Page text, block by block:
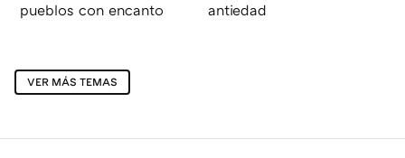
pueblos con encanto antiedad
VER MÁS TEMAS